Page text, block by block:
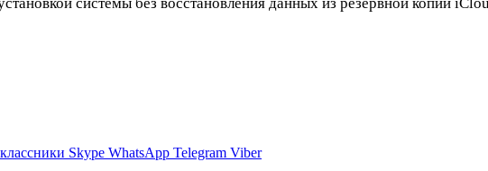
Skype WhatsApp Telegram Viber